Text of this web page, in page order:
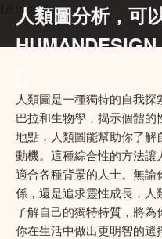
hd.iself.uk
人類圖分析，可
HUMANDESIGN
人類圖是一種獨特的自我
巴拉和生物學，揭示個體
地點，人類圖能幫助你了
動機。這種綜合性的方法讓
適合各種背景的人士。無
係，還是追求靈性成長，人
了解自己的獨特特質，將
你在生活中做出更明智的選